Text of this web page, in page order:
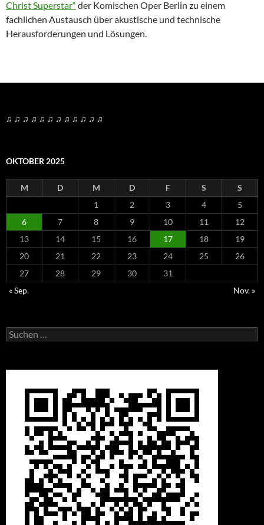
Christ Superstar“ der Komischen Oper Berlin zu einem
fachlichen Austausch über akustische und technische
Herausforderungen und Lösungen.
♫ ♫ ♫ ♫ ♫ ♫ ♫ ♫ ♫ ♫ ♫ ♫
OKTOBER 2025
M D M D F S
S
1
2 3 4
5
6
7 8 9 10 11
12
13
14 15 16 17 18
19
20
21 22 23 24 25
26
27
28 29 30
31
« Sep.
Nov. »
Suchen
nach: